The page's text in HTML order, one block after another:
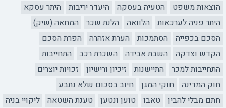
הוצאות משפט
הטעיה בעסקה היעדר יריבות
היתר עסקא
היתר פניה לערכאות
הלוואה הלנת שכר
המחאה (שיק)
הסכם בכפייה
הסתמכות הערת אזהרה
הפרת הסכם
הקדש וצדקה
השבת אבידה השכרת רכב
התחייבות
התחייבות למכר
התיישנות זיכיון ורישיון
זכויות יוצרים
חוק המדינה
חוקי המגן
חיוב בסכום שלא נתבע
חתם מבלי להבין
טאבו טוען ונטען טענת השטאה
ליקויי בניה